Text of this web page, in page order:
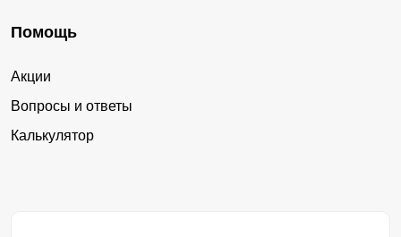
Помощь
Акции
Вопросы и ответы
Калькулятор